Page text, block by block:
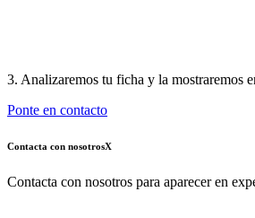
3. Analizaremos tu ficha y la mostraremos
Ponte en contacto
Contacta con nosotrosX
Contacta con nosotros para aparecer en